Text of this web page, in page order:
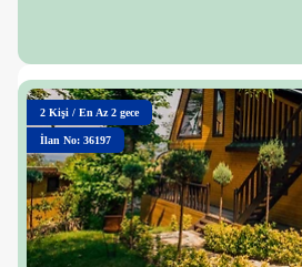
2 Kişi / En Az 2 gece
İlan No: 36197